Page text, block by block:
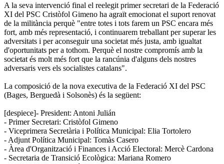
A la seva intervenció final el reelegit primer secretari de la Federació
XI del PSC Cristòfol Gimeno ha agraït emocionat el suport renovat
de la militància perquè "entre totes i tots farem un PSC encara més
fort, amb més representació, i continuarem treballant per superar les
adversitats i per aconseguir una societat més justa, amb igualtat
d'oportunitats per a tothom. Perquè el nostre compromís amb la
societat és molt més fort que la rancúnia d'alguns dels nostres
adversaris vers els socialistes catalans".
La composició de la nova executiva de la Federació XI del PSC
(Bages, Berguedà i Solsonès) és la següent:
[despiece]- President: Antoni Julián
- Primer Secretari: Cristòfol Gimeno
- Viceprimera Secretària i Política Municipal: Elia Tortolero
- Adjunt Política Municipal: Tomàs Casero
- Àrea d'Organització i Finances i Acció Electoral: Mercè Cardona
- Secretaria de Transició Ecològica: Mariana Romero